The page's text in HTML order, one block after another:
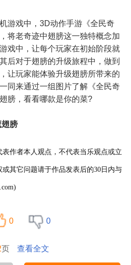
戏中，3D动作手游《全民奇
将老奇迹中翅膀这一独特概念加
戏中，让每个玩家在初始阶段就
后对于翅膀的升级旅程中，做到
让玩家能体验升级翅膀所带来的
同来通过一组图片了解《全民奇
膀，看看哪款是你的菜?
翅膀
作者本人观点，不代表当乐观点或立
其它问题请于作品发表后的30日内与
0 0
页 查看全文